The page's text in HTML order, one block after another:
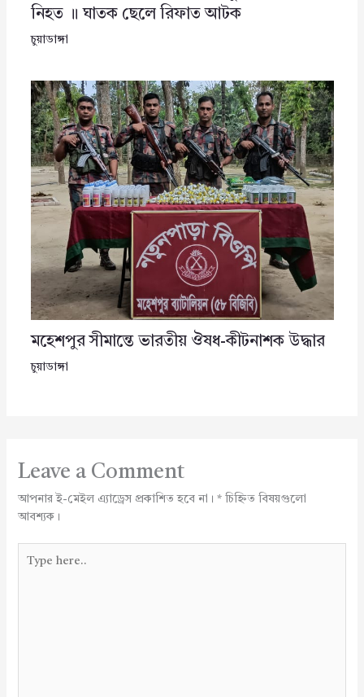
নিহত ॥ ঘাতক ছেলে রিফাত আটক
চুয়াডাঙ্গা
মহেশপুর সীমান্তে ভারতীয় ঔষধ-কীটনাশক উদ্ধার
চুয়াডাঙ্গা
Leave a Comment
আপনার ই-মেইল এ্যাড্রেস প্রকাশিত হবে না। *চিহ্নিত বিষয়গুলো
আবশ্যক।
here..